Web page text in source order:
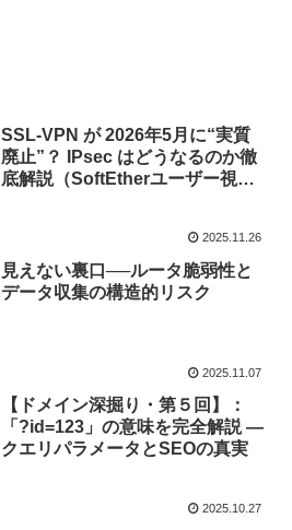
SSL-VPN が 2026年5月に“実質
廃止”？ IPsec はどうなるのか徹
底解説（SoftEtherユーザー視
2025.11.26
見えない裏口──ルータ脆弱性と
データ収集の構造的リスク
2025.11.07
【ドメイン深掘り・第５回】：
「?id=123」の意味を完全解説 —
クエリパラメータとSEOの真実
2025.10.27